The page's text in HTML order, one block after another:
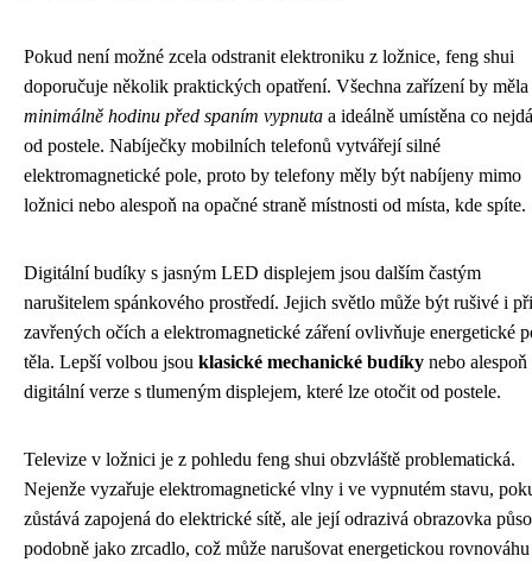
Pokud není možné zcela odstranit elektroniku z ložnice, feng shui
doporučuje několik praktických opatření. Všechna zařízení by
minimálně hodinu před spaním vypnuta a ideálně umístěna co
od postele. Nabíječky mobilních telefonů vytvářejí silné
elektromagnetické pole, proto by telefony měly být nabíjeny mimo
ložnici nebo alespoň na opačné straně místnosti od místa, kde spíte.
Digitální budíky s jasným LED displejem jsou dalším častým
narušitelem spánkového prostředí. Jejich světlo může být rušivé i při
zavřených očích a elektromagnetické záření ovlivňuje energetické
těla. Lepší volbou jsou klasické mechanické budíky nebo alespoň
digitální verze s tlumeným displejem, které lze otočit od postele.
Televize v ložnici je z pohledu feng shui obzvláště problematická.
Nejenže vyzařuje elektromagnetické vlny i ve vypnutém stavu,
zůstává zapojená do elektrické sítě, ale její odrazivá obrazovka
podobně jako zrcadlo, což může narušovat energetickou